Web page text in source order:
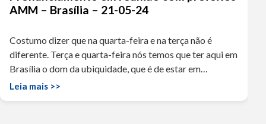
AMM – Brasília – 21-05-24
Costumo dizer que na quarta-feira e na terça não é
diferente. Terça e quarta-feira nós temos que ter aqui em
Brasília o dom da ubiquidade, que é de estar em…
Leia mais >>